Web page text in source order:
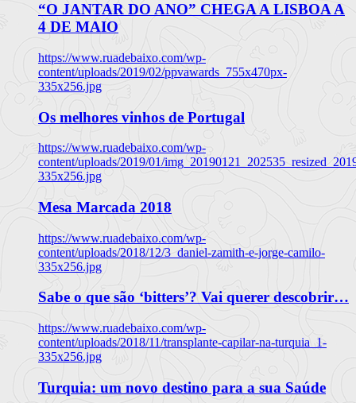
“O JANTAR DO ANO” CHEGA A LISBOA A
4 DE MAIO
https://www.ruadebaixo.com/wp-
content/uploads/2019/02/ppvawards_755x470px-
335x256.jpg
Os melhores vinhos de Portugal
https://www.ruadebaixo.com/wp-
content/uploads/2019/01/
335x256.jpg
Mesa Marcada 2018
https://www.ruadebaixo.com/wp-
content/uploads/2018/12/3_daniel-zamith-e-jorge-camilo-
335x256.jpg
Sabe o que são ‘bitters’? Vai querer descobrir…
https://www.ruadebaixo.com/wp-
content/uploads/2018/11/transplante-capilar-na-turquia_1-
335x256.jpg
Turquia: um novo destino para a sua Saúde